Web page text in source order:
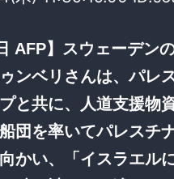
AFP】スウェーデン
ンベリさんは、パレ
と共に、人道支援物
団を率いてパレスチ
かい、「イスラエル